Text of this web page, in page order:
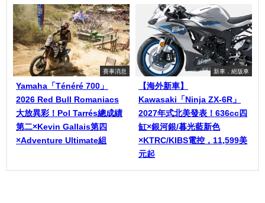
賽事消息
Yamaha「Ténéré 700」
2026 Red Bull Romaniacs
大放異彩！Pol Tarrés總成績
第二×Kevin Gallais第四
×Adventure Ultimate組
新車．絕版車
【海外新車】
Kawasaki「Ninja ZX-6R」
2027年式北美發表！636cc四
缸×銀河銀/暮光藍新色
×KTRC/KIBS電控，11,599美
元起